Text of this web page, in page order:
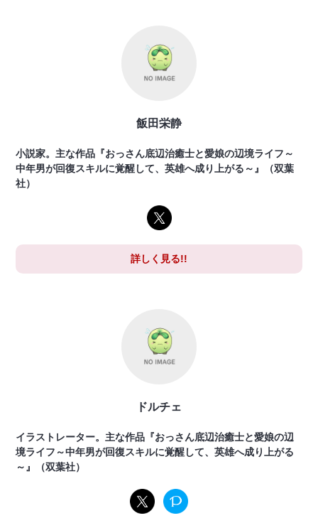
飯田栄静
小説家。主な作品『おっさん底辺治癒士と愛娘の辺境ライフ～
中年男が回復スキルに覚醒して、英雄へ成り上がる～』（双葉
社）
詳しく見る!!
ドルチェ
イラストレーター。主な作品『おっさん底辺治癒士と愛娘の辺
境ライフ～中年男が回復スキルに覚醒して、英雄へ成り上がる
～』（双葉社）